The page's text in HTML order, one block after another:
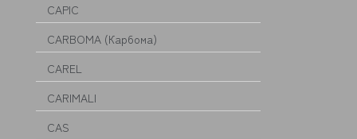
CAPIC
CARBOMA (Карбома)
CAREL
CARIMALI
CAS